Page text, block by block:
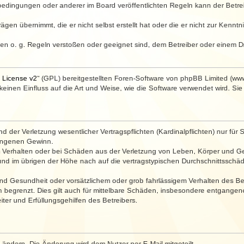
oder anderer im Board veröffentlichten Regeln kann der
übernimmt, die er nicht selbst erstellt hat oder die er nicht zur
o. g. Regeln verstoßen oder geeignet sind, dem Betreiber oder einem
License v2“ (GPL) bereitgestellten Foren-Software von phpBB Limited
Einfluss auf die Art und Weise, wie die Software verwendet wird.
Verletzung wesentlicher Vertragspflichten (Kardinalpflichten) nur
Gewinn.
oder bei Schäden aus der Verletzung von Leben, Körper und
im übrigen der Höhe nach auf die vertragstypischen
oder vorsätzlichem oder grob fahrlässigem Verhalten des
Dies gilt auch für mittelbare Schäden, insbesondere
und Erfüllungsgehilfen des Betreibers.